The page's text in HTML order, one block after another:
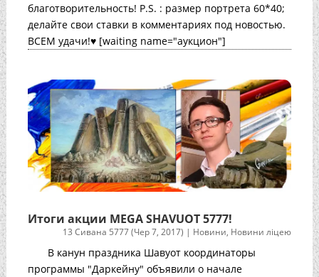
благотворительность! P.S. : размер портрета 60*40;
делайте свои ставки в комментариях под новостью.
ВСЕМ удачи!♥ [waiting name="аукцион"]
Итоги акции MEGA SHAVUOT 5777!
13 Сивана 5777 (Чер 7, 2017) | Новини, Новини ліцею
В канун праздника Шавуот координаторы
программы "Даркейну" объявили о начале